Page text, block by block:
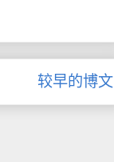
较早的博文